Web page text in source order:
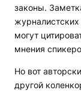
законы.
могут
мнения
Но вот
другой